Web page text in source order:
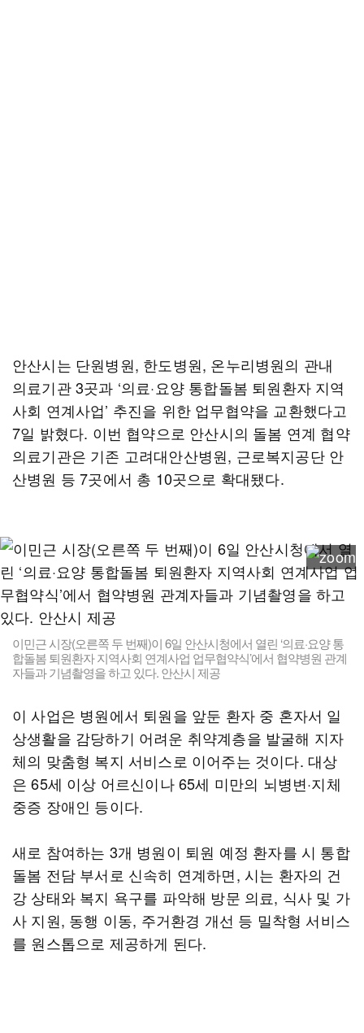
안산시는 단원병원, 한도병원, 온누리병원의 관내
의료기관 3곳과 ‘의료·요양 통합돌봄 퇴원환자 지역
사회 연계사업’ 추진을 위한 업무협약을 교환했다고
7일 밝혔다. 이번 협약으로 안산시의 돌봄 연계 협약
의료기관은 기존 고려대안산병원, 근로복지공단 안
산병원 등 7곳에서 총 10곳으로 확대됐다.
이민근 시장(오른쪽 두 번째)이 6일 안산시청에서 열린 ‘의료·요양 통
합돌봄 퇴원환자 지역사회 연계사업 업무협약식’에서 협약병원 관계
자들과 기념촬영을 하고 있다. 안산시 제공
이 사업은 병원에서 퇴원을 앞둔 환자 중 혼자서 일
상생활을 감당하기 어려운 취약계층을 발굴해 지자
체의 맞춤형 복지 서비스로 이어주는 것이다. 대상
은 65세 이상 어르신이나 65세 미만의 뇌병변·지체
중증 장애인 등이다.
새로 참여하는 3개 병원이 퇴원 예정 환자를 시 통합
돌봄 전담 부서로 신속히 연계하면, 시는 환자의 건
강 상태와 복지 욕구를 파악해 방문 의료, 식사 및 가
사 지원, 동행 이동, 주거환경 개선 등 밀착형 서비스
를 원스톱으로 제공하게 된다.